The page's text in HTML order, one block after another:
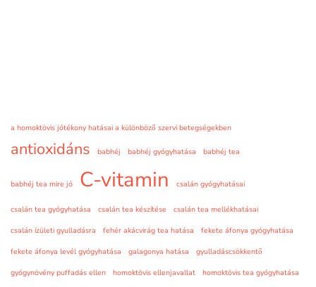
a homoktövis jótékony hatásai a különböző szervi betegségekben
antioxidáns babhéj babhéj gyógyhatása babhéj tea
babhéj tea mire jó C-vitamin csalán gyógyhatásai
csalán tea gyógyhatása csalán tea készítése
csalán tea mellékhatásai
csalán ízületi gyulladásra
fehér akácvirág tea hatása
fekete áfonya gyógyhatása
fekete áfonya levél gyógyhatása
galagonya hatása
gyulladáscsökkentő
gyógynövény puffadás ellen
homoktövis ellenjavallat
homoktövis tea gyógyhatása